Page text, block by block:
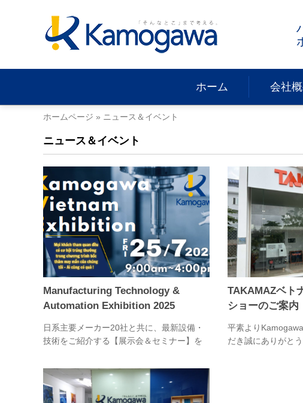
ホーム 会社
ホームページ » ニュース＆イベント
ニュース＆イベント
Manufacturing Technology &
Automation Exhibition 2025
日系主要メーカー20社と共に、最新設備・
技術をご紹介する【展示会＆セミナー】を
て、触って、聞いて、日々の課題の解決ヒ
ントが得られる貴重な機会です。 日本人だ
けでなく、ベトナム人スタッ…
TAKAMAZベト
ショーのご案内
平素より
だき誠にありがと